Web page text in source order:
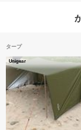
タープ
Unigear